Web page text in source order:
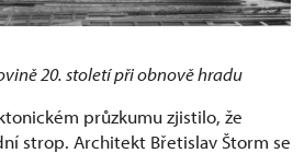
20. století při obnově hradu
průzkumu zjistilo, že
strop. Architekt Břetislav Štorm se